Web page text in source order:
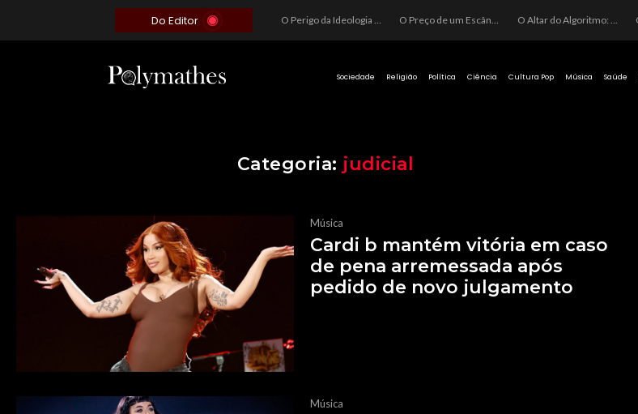
Do Editor O Perigo da Ideologia Desenfreada na Justiça: Quando a Pauta Política Substitui a Pena Criminal O Preço de um Escândalo: A Discrepância Entre o “Filme de Bolsonaro” e a Realidade do Cinema Mundial O Altar do Algoritmo: A Carência Humana e a Fabricação de Heróis no Brasil
Sociedade Religião Política Ciência Cultura Pop Música Saúde
Categoria: judicial
Música
Cardi b mantém vitória em caso
de pena arremessada após
pedido de novo julgamento
Música